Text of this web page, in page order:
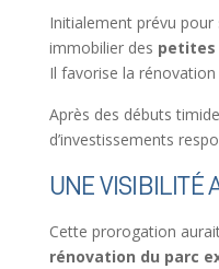
Initialement prévu pour
immobilier des petites
Il favorise la
Après des débuts
d’investissements
UNE VISIBILITÉ
Cette prorogation
rénovation du parc